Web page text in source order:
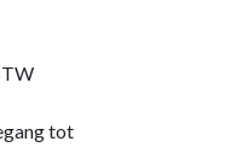
tot